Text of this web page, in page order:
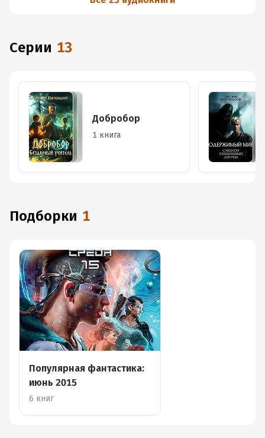
Серии 13
Добробор
1 книга
Подборки 1
Популярная фантастика:
июнь 2015
6 книг